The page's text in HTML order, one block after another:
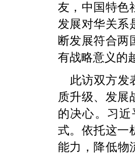
友，中国特色
发展对华关系
断发展符合两
有战略意义的
此访双方发
质升级、发展
的决心。习
式。依托这一
能力，降低物